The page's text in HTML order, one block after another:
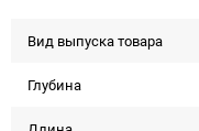
Вид выпуска товара
Глубина